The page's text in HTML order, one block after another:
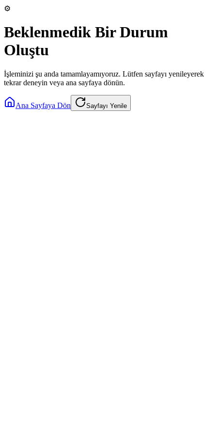
⚙️
Beklenmedik Bir Durum
Oluştu
İşleminizi şu anda tamamlayamıyoruz. Lütfen sayfayı yenileyerek
tekrar deneyin veya ana sayfaya dönün.
Ana Sayfaya Dön Sayfayı Yenile